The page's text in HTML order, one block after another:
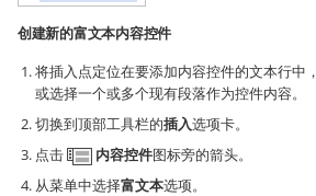
创建新的富文本内容控件
将插入点定位在要添加内容控件的文本行中，
或选择一个或多个现有段落作为控件内容。
切换到顶部工具栏的插入选项卡。
点击
内容控件图标旁的箭头。
从菜单中选择富文本选项。